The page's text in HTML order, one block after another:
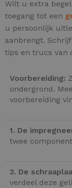
Wilt u extra
toegang tot een
u persoonlijk
aanbrengt.
tips en trucs van
Voorbereiding:
ondergrond.
voorbereiding
1. De
twee
2. De
verdeel deze